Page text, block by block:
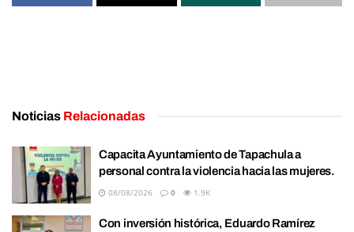
Noticias Relacionadas
Capacita Ayuntamiento de Tapachula a
personal contra la violencia hacia las mujeres.
08/08/2026 0 1.9K
Con inversión histórica, Eduardo Ramírez